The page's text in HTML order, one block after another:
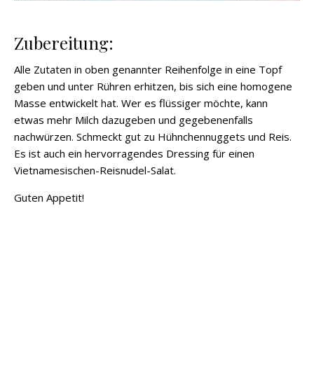
Zubereitung:
Alle Zutaten in oben genannter Reihenfolge in eine Topf
geben und unter Rühren erhitzen, bis sich eine homogene
Masse entwickelt hat. Wer es flüssiger möchte, kann
etwas mehr Milch dazugeben und gegebenenfalls
nachwürzen. Schmeckt gut zu Hühnchennuggets und Reis.
Es ist auch ein hervorragendes Dressing für einen
Vietnamesischen-Reisnudel-Salat.
Guten Appetit!